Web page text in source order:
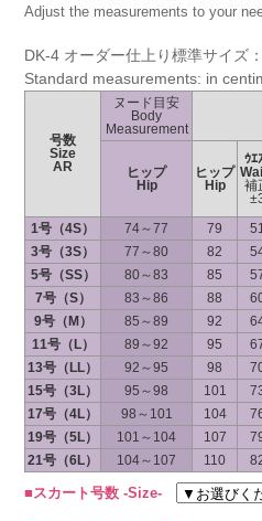
Adjust the measurements to your
DK-4 オーダー仕上り標準サイズ
Standard measurements: in
号数
Size
AR
ヌード目安
Body
Measurement
ヒップ
Hip
ヒップ
Hip
ｳｴ
補
1号（4S） 74～77 79
3号（3S）
77～80 82
5号（SS）
80～83 85
7号（S）
83～86 88
9号（M）
85～89 92
11号（L）
89～92 95
13号（LL）
92～95 98
15号（3L）
95～98 101
17号（4L）
98～101 104
19号（5L）
101～104 107
21号（6L）
104～107 110
■スカート号数 -Size-